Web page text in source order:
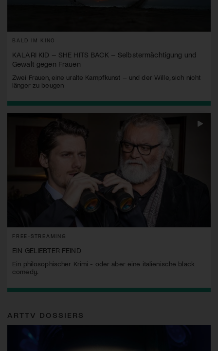
BALD IM KINO
KALARI KID – SHE HITS BACK – Selbstermächtigung und
Gewalt gegen Frauen
Zwei Frauen, eine uralte Kampfkunst – und der Wille, sich nicht
länger zu beugen
FREE-STREAMING
EIN GELIEBTER FEIND
Ein philosophischer Krimi - oder aber eine italienische black
comedy.
ARTTV DOSSIERS